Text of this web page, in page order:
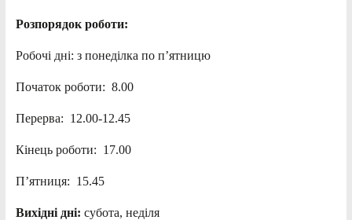
Розпорядок роботи:
Робочі дні: з понеділка по п’ятницю
Початок роботи: 8.00
Перерва: 12.00-12.45
Кінець роботи: 17.00
П’ятниця: 15.45
Вихідні дні: субота, неділя